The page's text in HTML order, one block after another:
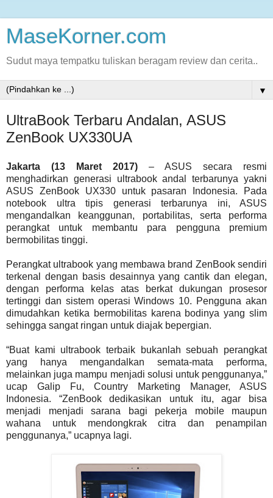
MaseKorner.com
Sudut maya tempatku tuliskan beragam review dan cerita..
▼
UltraBook Terbaru Andalan, ASUS
ZenBook UX330UA
Jakarta (13 Maret 2017) – ASUS secara resmi
menghadirkan generasi ultrabook andal terbarunya yakni
ASUS ZenBook UX330 untuk pasaran Indonesia. Pada
notebook ultra tipis generasi terbarunya ini, ASUS
mengandalkan keanggunan, portabilitas, serta performa
perangkat untuk membantu para pengguna premium
bermobilitas tinggi.
Perangkat ultrabook yang membawa brand ZenBook sendiri
terkenal dengan basis desainnya yang cantik dan elegan,
dengan performa kelas atas berkat dukungan prosesor
tertinggi dan sistem operasi Windows 10. Pengguna akan
dimudahkan ketika bermobilitas karena bodinya yang slim
sehingga sangat ringan untuk diajak bepergian.
“Buat kami ultrabook terbaik bukanlah sebuah perangkat
yang hanya mengandalkan semata-mata performa,
melainkan juga mampu menjadi solusi untuk penggunanya,”
ucap Galip Fu, Country Marketing Manager, ASUS
Indonesia. “ZenBook dedikasikan untuk itu, agar bisa
menjadi menjadi sarana bagi pekerja mobile maupun
wahana untuk mendongkrak citra dan penampilan
penggunanya,” ucapnya lagi.